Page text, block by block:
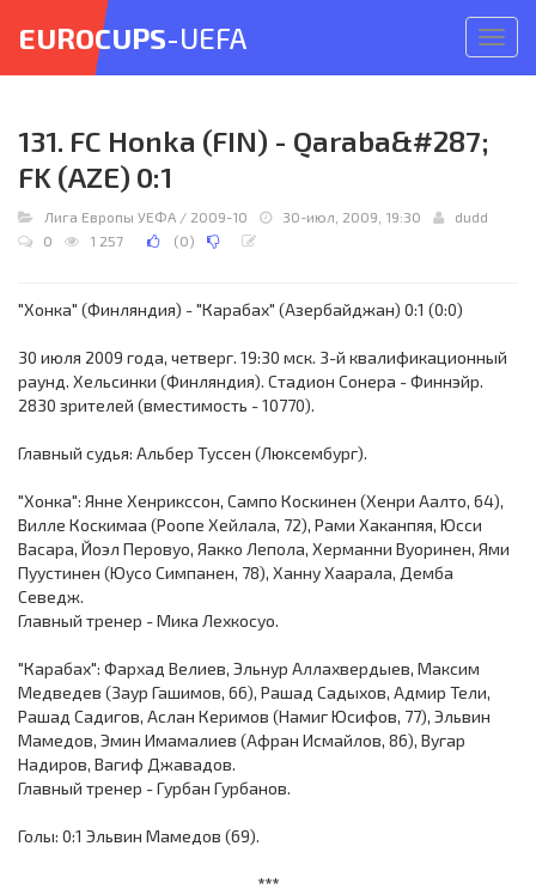
меню
EUROCUPS-UEFA
131. FC Honka (FIN) - Qaraba&#287;
FK (AZE) 0:1
Лига Европы УЕФА / 2009-10 30-июл, 2009, 19:30
dudd
0
1 257 (0)
"Хонка" (Финляндия) - "Карабах" (Азербайджан) 0:1 (0:0)
30 июля 2009 года, четверг. 19:30 мск. 3-й квалификационный
раунд. Хельсинки (Финляндия). Стадион Сонера - Финнэйр.
2830 зрителей (вместимость - 10770).
Главный судья: Альбер Туссен (Люксембург).
"Хонка": Янне Хенрикссон, Сампо Коскинен (Хенри Аалто, 64),
Вилле Коскимаа (Роопе Хейлала, 72), Рами Хаканпяя, Юсси
Васара, Йоэл Перовуо, Яакко Лепола, Херманни Вуоринен, Ями
Пуустинен (Юусо Симпанен, 78), Ханну Хаарала, Демба
Севедж.
Главный тренер - Мика Лехкосуо.
"Карабах": Фархад Велиев, Эльнур Аллахвердыев, Максим
Медведев (Заур Гашимов, 66), Рашад Садыхов, Адмир Тели,
Рашад Садигов, Аслан Керимов (Намиг Юсифов, 77), Эльвин
Мамедов, Эмин Имамалиев (Афран Исмайлов, 86), Вугар
Надиров, Вагиф Джавадов.
Главный тренер - Гурбан Гурбанов.
Голы: 0:1 Эльвин Мамедов (69).
***